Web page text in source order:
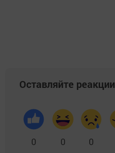
Оставляйте реакции
0 0 0